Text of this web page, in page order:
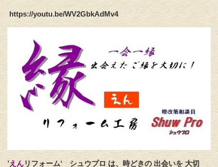
https://youtu.be/WV2GbkAdMv4
’えんリフォーム‘ シュウプロ は、時どきの 出会いを 大切